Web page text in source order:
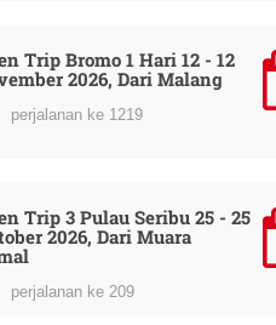
Trip Bromo 1 Hari 12 - 12
2026, Dari Malang
perjalanan ke 1219
Trip 3 Pulau Seribu 25 - 25
2026, Dari Muara
perjalanan ke 209